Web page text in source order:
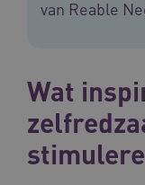
van Reable
Wat
Deze
ervoor dat
__Secure-